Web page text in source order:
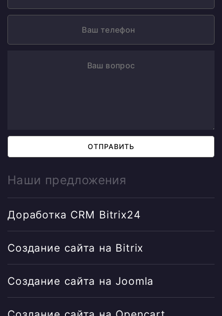
ОТПРАВИТЬ
Наши предложения
Доработка CRM Bitrix24
Создание сайта на Bitrix
Создание сайта на Joomla